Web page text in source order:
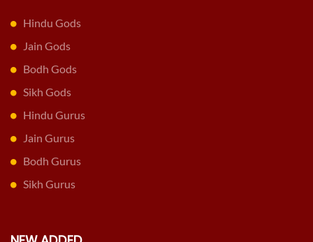
Hindu Gods
Jain Gods
Bodh Gods
Sikh Gods
Hindu Gurus
Jain Gurus
Bodh Gurus
Sikh Gurus